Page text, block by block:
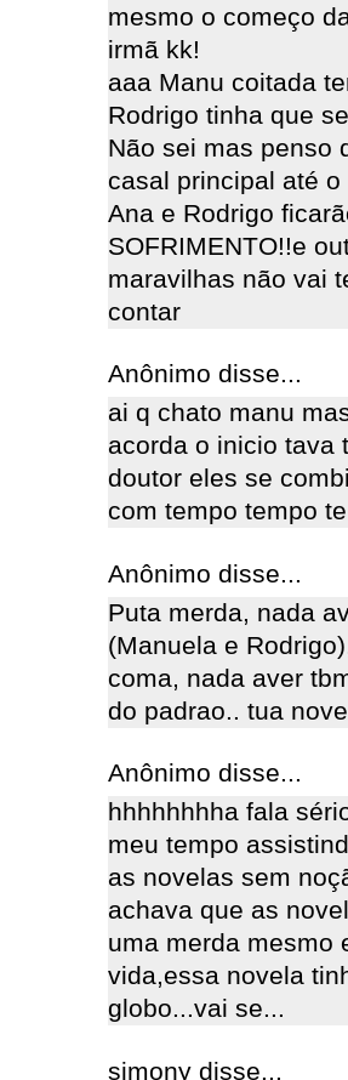
mesmo o começo
irmã kk!
aaa Manu coitada
Rodrigo tinha que
Não sei mas penso
casal principal até
Ana e Rodrigo
SOFRIMENTO!!e
maravilhas não vai
contar
Anônimo disse...
ai q chato manu
acorda o inicio tava
doutor eles se
com tempo tempo
Anônimo disse...
Puta merda, nada
(Manuela e
coma, nada aver
do padrao.. tua
Anônimo disse...
hhhhhhhha fala
meu tempo
as novelas sem
achava que as
uma merda mesmo
vida,essa novela
globo...vai se...
simony disse...